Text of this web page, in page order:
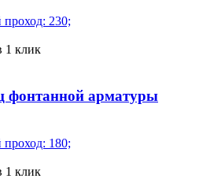
230;
1 клик
фонтанной арматуры
180;
1 клик